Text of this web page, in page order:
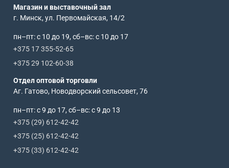
Магазин и выставочный зал
г. Минск, ул. Первомайская, 14/2
пн–пт: с 10 до 19, сб–вс: с 10 до 17
+375 17 355-52-65
+375 29 102-60-38
Отдел оптовой торговли
Аг. Гатово, Новодворский сельсовет, 76
пн–пт: с 9 до 17, сб–вс: с 9 до 13
+375 (29) 612-42-42
+375 (25) 612-42-42
+375 (33) 612-42-42